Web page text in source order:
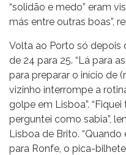
“solidão e medo” eram
más entre outras boas”,
Volta ao Porto só depois
de 24 para 25. “Lá para
para preparar o início de
vizinho interrompe a
golpe em Lisboa”.
perguntei como sabia”,
Lisboa de Brito.
para Ronfe, o pica-